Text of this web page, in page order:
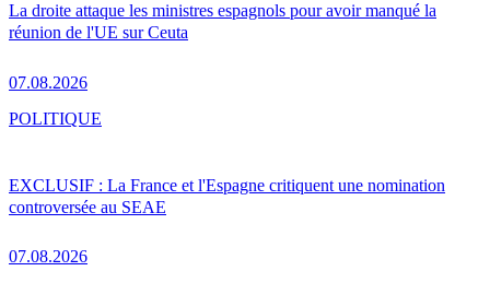
La droite attaque les ministres espagnols pour avoir manqué la
réunion de l'UE sur Ceuta
07.08.2026
EXCLUSIF : La France et l'Espagne critiquent une nomination
controversée au SEAE
07.08.2026
POLITIQUE